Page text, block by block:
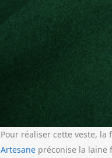
Pour réaliser cette veste, la
Artesane préconise la laine